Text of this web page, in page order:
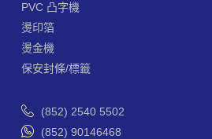
PVC 凸字機
燙印箔
燙金機
保安封條/標籤
(852) 2540 5502
(852) 90146468